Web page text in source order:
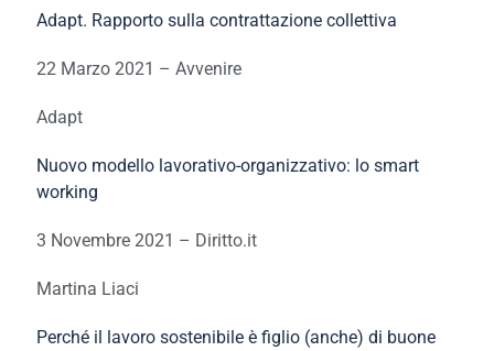
Adapt. Rapporto sulla contrattazione collettiva
22 Marzo 2021 – Avvenire
Adapt
Nuovo modello lavorativo-organizzativo: lo smart
working
3 Novembre 2021 – Diritto.it
Martina Liaci
Perché il lavoro sostenibile è figlio (anche) di buone